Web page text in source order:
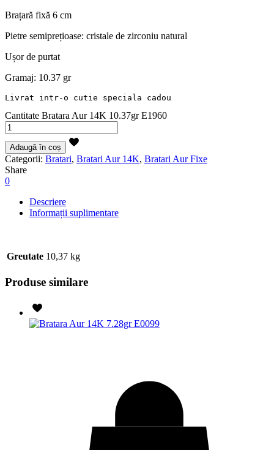
Brațară fixă 6 cm
Pietre semiprețioase: cristale de zirconiu natural
Ușor de purtat
Gramaj: 10.37 gr
Livrat intr-o cutie speciala cadou
Cantitate Bratara Aur 14K 10.37gr E1960
Adaugă în coș
Categorii: Bratari, Bratari Aur 14K, Bratari Aur Fixe
Share
0
Descriere
Informații suplimentare
Greutate 10,37 kg
Produse similare